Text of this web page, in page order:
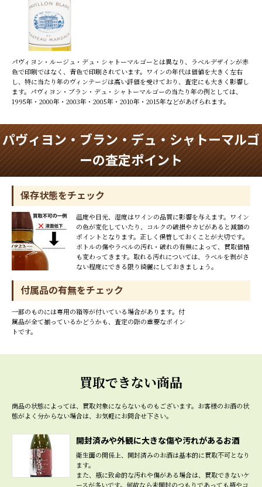
パヴィヨン・ルージュ・デュ・シャトーマルゴーとは異なり、ラベルデザインが赤
色で印刷ではなく、青色で印刷されています。ワインの年代は価値を大きく左右
し、特に当たり年のヴィンテージは高い評価を受けており、査定にも大きく影響し
ます。パヴィヨン・ブラン・デュ・シャトーマルゴーの当たり年の例としては、
1995年・2000年・2003年・2005年・2010年・2015年などがあげられます。
パヴィヨン・ブラン・デュ・シャトーマルゴ
ーの査定ポイント
保存状態をチェック
温度や日光、湿度はワインの品質に影響を与えます。ワイン
の色が変化していたり、コルクの破損やカビがあると減額の
ポイントとなります。正しく保管しておくことが大切です。
ボトルの傷やラベルの汚れ・破れの有無によって、買取価格
も変わってきます。取れる汚れについては、ラベルを剥がさ
ない程度にできる限り綺麗にしておきましょう。
付属品の有無をチェック
一部のものには専用の箱等が付いている場合があります。付
属品が全て揃っているかどうかも、査定の際の重要なポイン
トです。
買取できない商品
商品の状態によっては、買取対象にならないものもございます。 お客様のお酒の状
態がよく分からない場合は、お気軽にお問合せ下さい。
開封済みや外観に大きな傷や汚れがあるお酒
衛生面の関係上、開封済みのお酒は基本的に買取不可となり
ます。
また、瓶に致命的な汚れや傷がある場合は、買取できないケ
ースが多いです。何故なら未開封のつもりであっても瓶やコ